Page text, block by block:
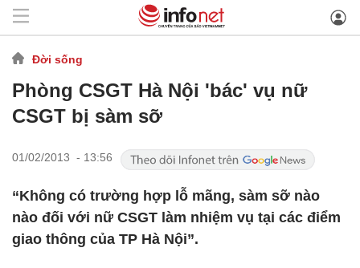
Đời sống
Phòng CSGT Hà Nội 'bác' vụ nữ
CSGT bị sàm sỡ
01/02/2013 - 13:56
“Không có trường hợp lỗ mãng, sàm sỡ nào
nào đối với nữ CSGT làm nhiệm vụ tại các điểm
giao thông của TP Hà Nội”.